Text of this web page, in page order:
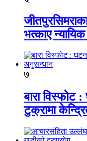
भत्काए
७
बारा विस्फोट
टुक्रामा